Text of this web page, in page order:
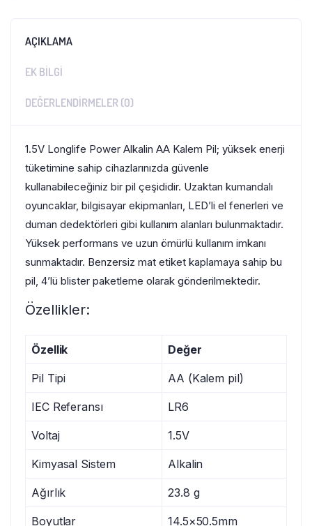
AÇIKLAMA
EK BILGI
DEĞERLENDIRMELER (0)
1.5V Longlife Power Alkalin AA Kalem Pil; yüksek enerji
tüketimine sahip cihazlarınızda güvenle
kullanabileceğiniz bir pil çeşididir. Uzaktan kumandalı
oyuncaklar, bilgisayar ekipmanları, LED’li el fenerleri ve
duman dedektörleri gibi kullanım alanları bulunmaktadır.
Yüksek performans ve uzun ömürlü kullanım imkanı
sunmaktadır. Benzersiz mat etiket kaplamaya sahip bu
pil, 4’lü blister paketleme olarak gönderilmektedir.
Özellikler:
Özellik Değer
Pil Tipi AA (Kalem pil)
IEC Referansı LR6
Voltaj 1.5V
Kimyasal Sistem Alkalin
Ağırlık 23.8 g
Boyutlar 14.5×50.5mm